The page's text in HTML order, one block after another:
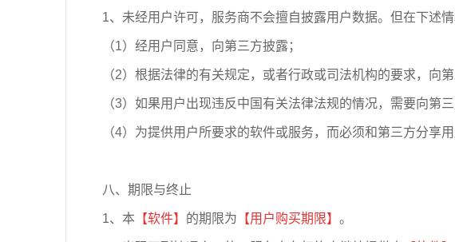
1、未经用户许可，服务商不会擅自披露用户数据。但在下述
（1）经用户同意，向第三方披露；
（2）根据法律的有关规定，或者行政或司法机构的要求，向
（3）如果用户出现违反中国有关法律法规的情况，需要向第三
（4）为提供用户所要求的软件或服务，而必须和第三方分享用
八、期限与终止
1、本 【软件】 的期限为 【用户购买期限】 。